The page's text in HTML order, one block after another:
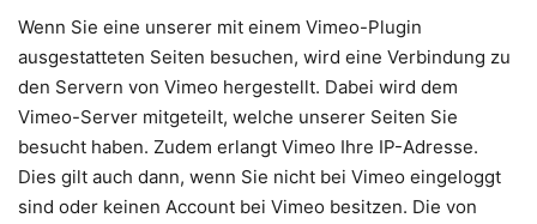
Wenn Sie eine unserer mit einem Vimeo-Plugin
ausgestatteten Seiten besuchen, wird eine Verbindung zu
den Servern von Vimeo hergestellt. Dabei wird dem
Vimeo-Server mitgeteilt, welche unserer Seiten Sie
besucht haben. Zudem erlangt Vimeo Ihre IP-Adresse.
Dies gilt auch dann, wenn Sie nicht bei Vimeo eingeloggt
sind oder keinen Account bei Vimeo besitzen. Die von